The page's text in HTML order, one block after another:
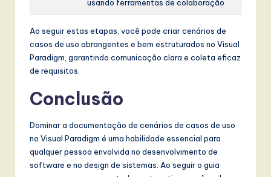
usando ferramentas de colaboração
Ao seguir estas etapas, você pode criar cenários de
casos de uso abrangentes e bem estruturados no Visual
Paradigm, garantindo comunicação clara e coleta eficaz
de requisitos.
Conclusão
Dominar a documentação de cenários de casos de uso
no Visual Paradigm é uma habilidade essencial para
qualquer pessoa envolvida no desenvolvimento de
software e no design de sistemas. Ao seguir o guia